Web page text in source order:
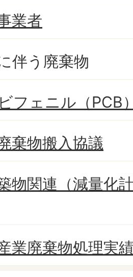
業者
伴う廃棄物
フェニル（PCB
棄物搬入協議
物関連（減量化
業廃棄物処理実